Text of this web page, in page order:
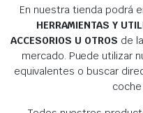
En nuestra tienda podrá
HERRAMIENTAS Y
ACCESORIOS U OTROS de
mercado. Puede utilizar
equivalentes o buscar